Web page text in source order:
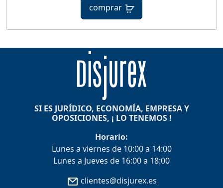
comprar
SI ES JURÍDICO, ECONOMÍA, EMPRESA Y
OPOSICIONES, ¡ LO TENEMOS !
Horario:
Lunes a viernes de 10:00 a 14:00
Lunes a Jueves de 16:00 a 18:00
clientes@disjurex.es